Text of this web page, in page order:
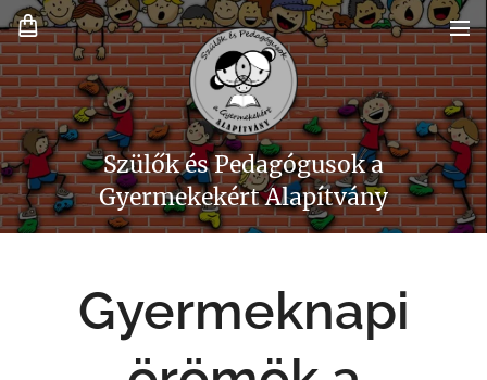
Szülők és Pedagógusok a
Gyermekekért Alapítvány
Gyermeknapi